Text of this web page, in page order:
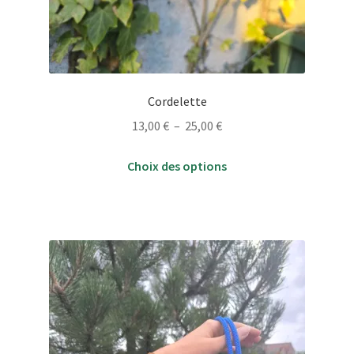
Cordelette
13,00 € – 25,00 €Plage
prix :
Choix des options
Les
options
peuvent
être
choisies